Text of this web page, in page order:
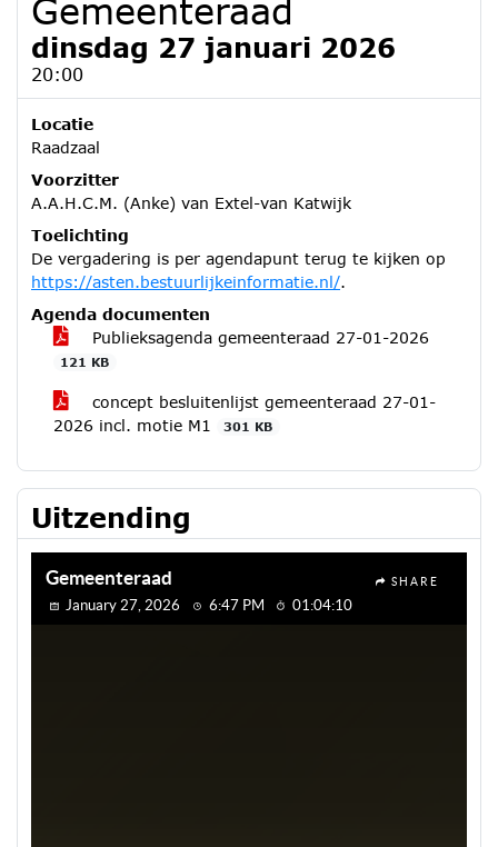
Gemeenteraad
dinsdag 27 januari 2026
20:00
Locatie
Raadzaal
Voorzitter
A.A.H.C.M. (Anke) van Extel-van Katwijk
Toelichting
De vergadering is per agendapunt terug te kijken op
https://asten.bestuurlijkeinformatie.nl/.
Agenda documenten
Publieksagenda gemeenteraad 27-01-2026
121 KB
concept besluitenlijst gemeenteraad 27-01-
2026 incl. motie M1
301 KB
Uitzending